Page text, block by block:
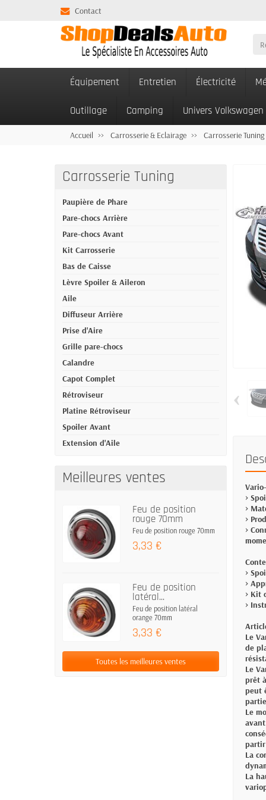
Contact
Équipement Entretien Électricité
Outillage Camping Univers Volkswagen
Accueil Carrosserie & Eclairage Carrosserie Tuning
Carrosserie Tuning
Paupière de Phare
Pare-chocs Arrière
Pare-chocs Avant
Kit Carrosserie
Bas de Caisse
Lèvre Spoiler & Aileron
Aile
Diffuseur Arrière
Prise d'Aire
Grille pare-chocs
Calandre
Capot Complet
Rétroviseur
Platine Rétroviseur
Spoiler Avant
Extension d'Aile
Meilleures ventes
Feu de position
rouge 70mm
Feu de position rouge 70mm
3,33 €
Feu de position
latéral...
Feu de position latéral
orange 70mm
3,33 €
Toutes les meilleures ventes
‹
>
>
>
>
>
>
> Kit
>
Le
de
Le
prêt
peut
Le
partir
La
La